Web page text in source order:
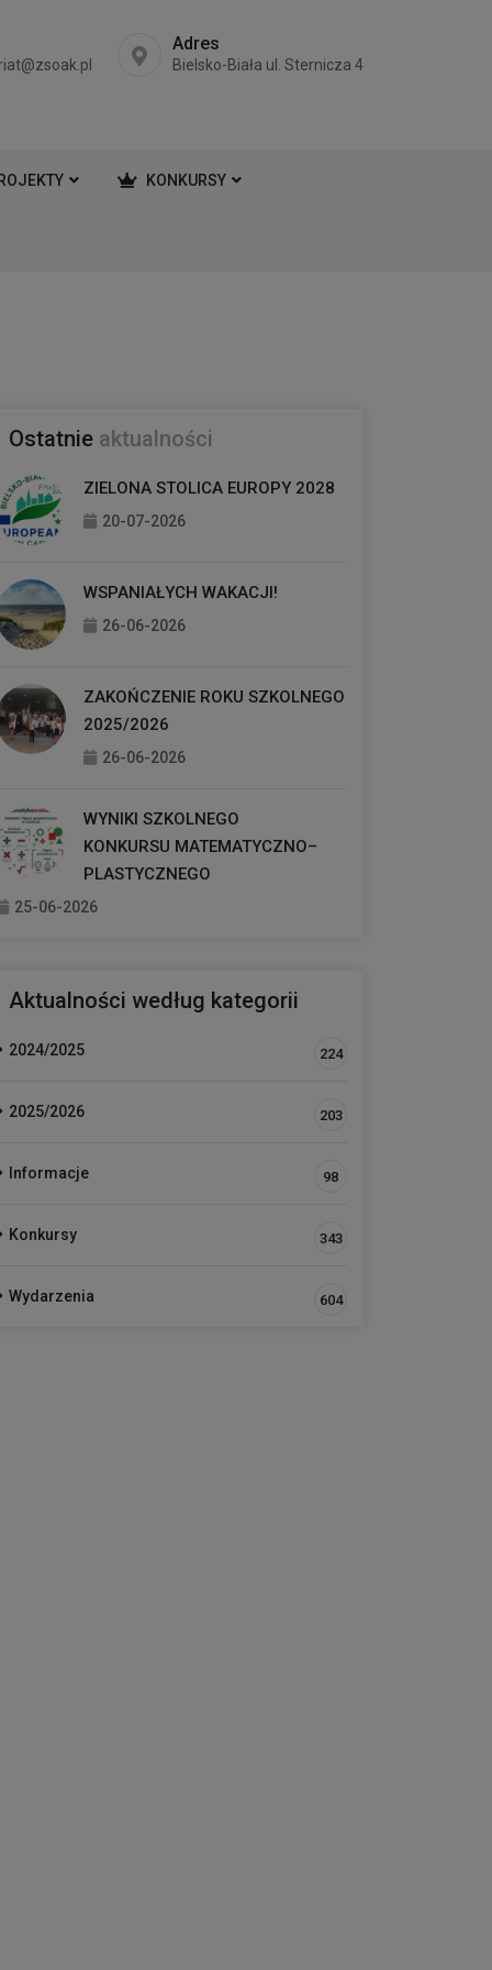
Adres
Bielsko-Biała ul. Sternicza 4
KONKURSY
Ostatnie aktualności
ZIELONA STOLICA EUROPY 2028
20-07-2026
WSPANIAŁYCH WAKACJI!
26-06-2026
ZAKOŃCZENIE ROKU SZKOLNEGO
2025/2026
26-06-2026
WYNIKI SZKOLNEGO
KONKURSU MATEMATYCZNO–
PLASTYCZNEGO
25-06-2026
Aktualności według kategorii
2024/2025 224
2025/2026 203
Informacje 98
Konkursy 343
Wydarzenia 604